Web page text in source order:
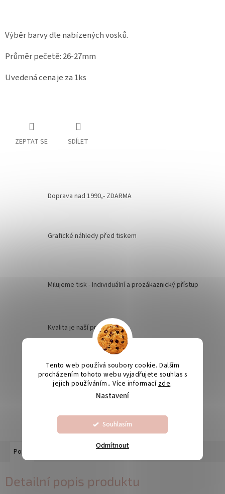
Tento web používá soubory cookie. Dalším
procházením tohoto webu vyjadřujete souhlas s
jejich používáním.. Více informací zde.
Nastavení
Odmítnout
Souhlasím
Výběr barvy dle nabízených vosků.
Průměr pečetě: 26-27mm
Uvedená cena je za 1ks
ZEPTAT SE SDÍLET
Doprava nad 1990,- ZDARMA
Grafické náhledy před tiskem
Milujeme tisk - Individuální a prozákaznický přístup
Kvalita je naší prioritou
Odesíláme na Slovensko
Popis
Detailní popis produktu